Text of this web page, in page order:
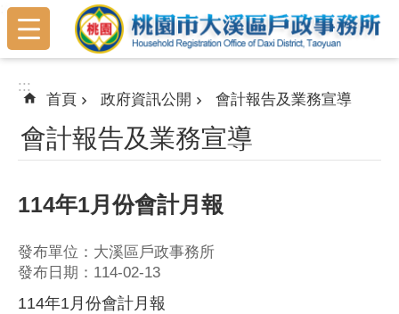
跳到主要內容區塊
:::
:::
首頁 政府資訊公開 會計報告及業務宣導
會計報告及業務宣導
114年1月份會計月報
發布單位：大溪區戶政事務所
發布日期：114-02-13
114年1月份會計月報